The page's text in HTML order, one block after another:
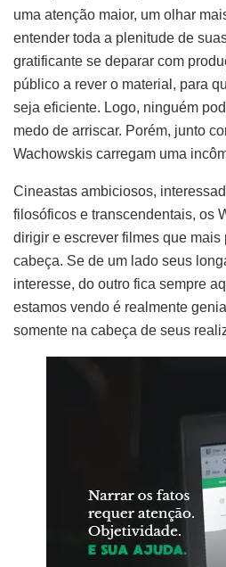
uma atenção maior, um olhar
entender toda a plenitude de
gratificante se deparar com
público a rever o material, para
seja eficiente. Logo, ninguém
medo de arriscar. Porém, junto
Wachowskis carregam uma
Cineastas ambiciosos,
filosóficos e transcendentais, os
dirigir e escrever filmes que mais
cabeça. Se de um lado seus
interesse, do outro fica sempre
estamos vendo é realmente
somente na cabeça de seus